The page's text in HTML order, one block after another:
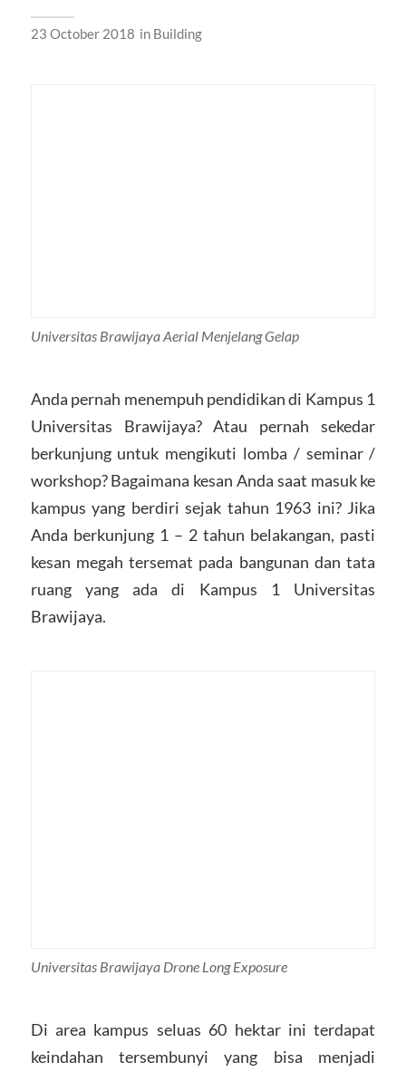
23 October 2018 in Building
Universitas Brawijaya Aerial Menjelang Gelap
Anda pernah menempuh pendidikan di Kampus 1
Universitas Brawijaya? Atau pernah sekedar
berkunjung untuk mengikuti lomba / seminar /
workshop? Bagaimana kesan Anda saat masuk ke
kampus yang berdiri sejak tahun 1963 ini? Jika
Anda berkunjung 1 – 2 tahun belakangan, pasti
kesan megah tersemat pada bangunan dan tata
ruang yang ada di Kampus 1 Universitas
Brawijaya.
Universitas Brawijaya Drone Long Exposure
Di area kampus seluas 60 hektar ini terdapat
keindahan tersembunyi yang bisa menjadi